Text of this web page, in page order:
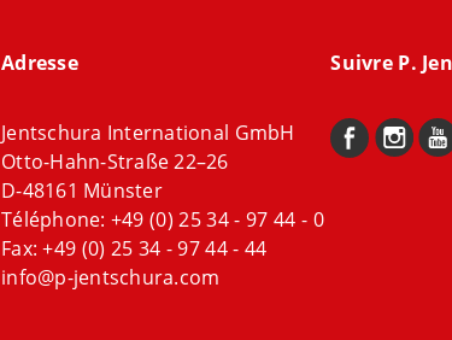
Adresse
Jentschura International GmbH
Otto-Hahn-Straße 22–26
D-48161 Münster
Téléphone: +49 (0) 25 34 - 97 44 - 0
Fax: +49 (0) 25 34 - 97 44 - 44
info@p-jentschura.com
Suivre P.